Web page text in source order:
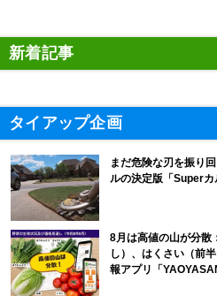
新着記事
タイアップ企画
まだ危険な刃を振り
ルの決定版「Superカ
8月は高値の山が分散
し）、はくさい（前
報アプリ「